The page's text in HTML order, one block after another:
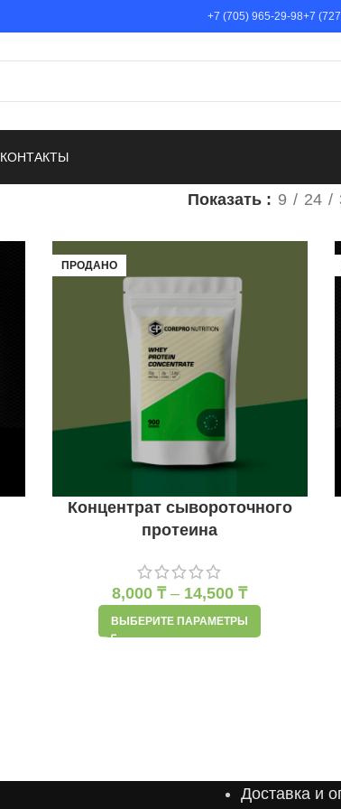
+7 (705) 965-29-98+7
КОНТАКТЫ
Показать 9 24
ПРОДАНО
Концентрат сывороточного
протеина
8,000₸ – 14,500₸
ВЫБЕРИТЕ ПАРАМЕТРЫ
Доставка и